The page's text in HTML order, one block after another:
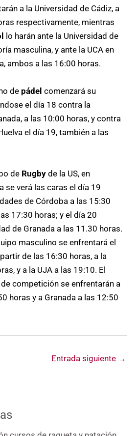
a la Universidad de Cádiz, a
respectivamente, mientras
lo harán ante la Universidad de
masculina, y ante la UCA en
ambos a las 16:00 horas.
de pádel comenzará su
el día 18 contra la
a las 10:00 horas, y contra
el día 19, también a las
de Rugby de la US, en
se verá las caras el día 19
de Córdoba a las 15:30
17:30 horas; y el día 20
de Granada a las 11.30 horas.
masculino se enfrentará el
de las 16:30 horas, a la
y a la UJA a las 19:10. El
competición se enfrentarán a
horas y a Granada a las 12:50
Entrada siguiente →